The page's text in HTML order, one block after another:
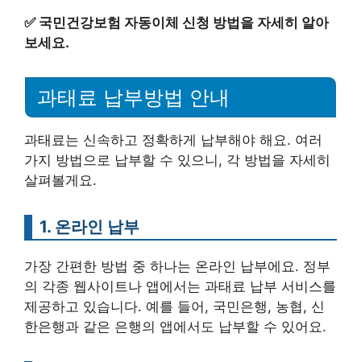
✅ 국민건강보험 자동이체 신청 방법을 자세히 알아
보세요.
과태료 납부방법 안내
과태료는 신속하고 정확하게 납부해야 해요. 여러
가지 방법으로 납부할 수 있으니, 각 방법을 자세히
살펴볼게요.
1. 온라인 납부
가장 간편한 방법 중 하나는 온라인 납부에요. 정부
의 각종 웹사이트나 앱에서는 과태료 납부 서비스를
제공하고 있습니다. 예를 들어, 국민은행, 농협, 신
한은행과 같은 은행의 앱에서도 납부할 수 있어요.